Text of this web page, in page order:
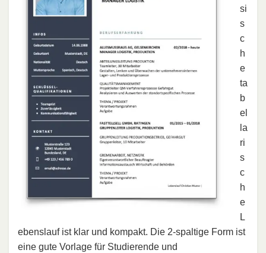
si
s
c
h
e
ta
b
el
la
ri
s
c
h
e
L
ebenslauf ist klar und kompakt. Die 2-spaltige Form ist
eine gute Vorlage für Studierende und